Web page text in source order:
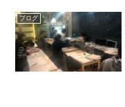
ブログ